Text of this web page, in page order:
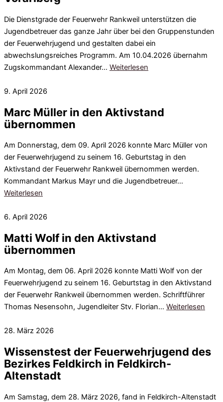
Die Dienstgrade der Feuerwehr Rankweil unterstützen die
Jugendbetreuer das ganze Jahr über bei den Gruppenstunden
der Feuerwehrjugend und gestalten dabei ein
abwechslungsreiches Programm. Am 10.04.2026 übernahm
Zugskommandant Alexander… Weiterlesen
9. April 2026
Marc Müller in den Aktivstand
übernommen
Am Donnerstag, dem 09. April 2026 konnte Marc Müller von
der Feuerwehrjugend zu seinem 16. Geburtstag in den
Aktivstand der Feuerwehr Rankweil übernommen werden.
Kommandant Markus Mayr und die Jugendbetreuer…
Weiterlesen
6. April 2026
Matti Wolf in den Aktivstand
übernommen
Am Montag, dem 06. April 2026 konnte Matti Wolf von der
Feuerwehrjugend zu seinem 16. Geburtstag in den Aktivstand
der Feuerwehr Rankweil übernommen werden. Schriftführer
Thomas Nesensohn, Jugendleiter Stv. Florian… Weiterlesen
28. März 2026
Wissenstest der Feuerwehrjugend des
Bezirkes Feldkirch in Feldkirch-
Altenstadt
Am Samstag, dem 28. März 2026, fand in Feldkirch-Altenstadt